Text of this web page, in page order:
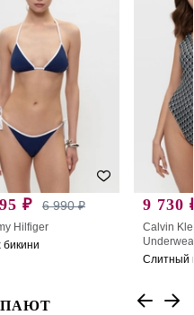
₽ 6 990 ₽
Hilfiger
бикини
9 730
Calvin
Слитный